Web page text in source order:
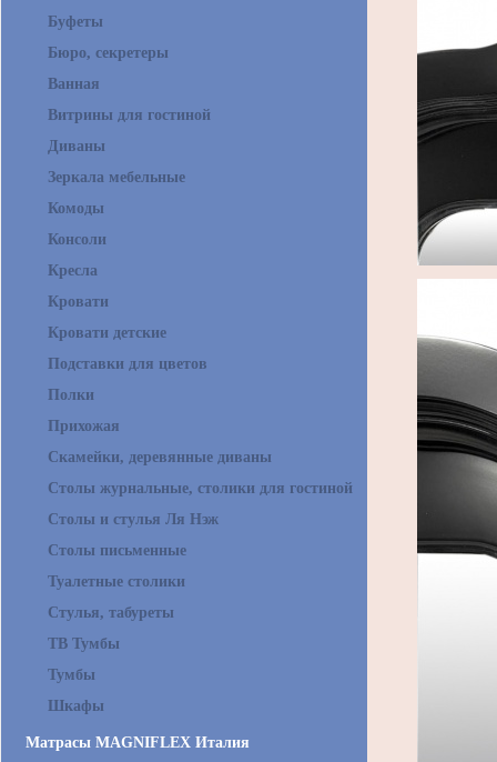
Буфеты
Бюро, секретеры
Ванная
Витрины для гостиной
Диваны
Зеркала мебельные
Комоды
Консоли
Кресла
Кровати
Кровати детские
Подставки для цветов
Полки
Прихожая
Скамейки, деревянные диваны
Столы журнальные, столики для гостиной
Столы и стулья Ля Нэж
Столы письменные
Туалетные столики
Стулья, табуреты
ТВ Тумбы
Тумбы
Шкафы
Матрасы MAGNIFLEX Италия